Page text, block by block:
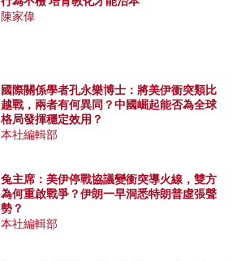
陳家偉
國際關係學者孔永樂博士：將美伊衝突類比
越戰，兩者有何異同？中國崛起能否為全球
格局發揮穩定效用？
本社編輯部
兔主席：美伊停戰協議變衝突導火線，雙方
為何重啟戰爭？伊朗一早洞悉特朗普虛張聲
勢？
本社編輯部